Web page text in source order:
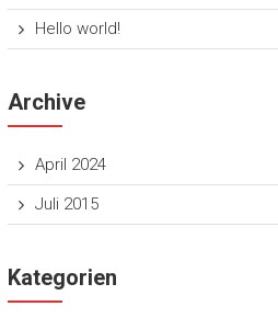
Hello world!
Archive
April 2024
Juli 2015
Kategorien